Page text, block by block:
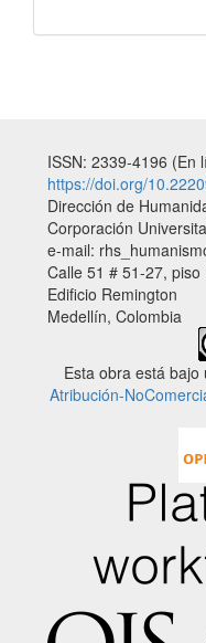
ISSN: 2339-4196 (En
https://doi.org/
Dirección de
Corporación
e-mail:
Calle 51 # 51-27, piso
Edificio Remington
Medellín, Colombia
Esta obra está bajo
Atribución-